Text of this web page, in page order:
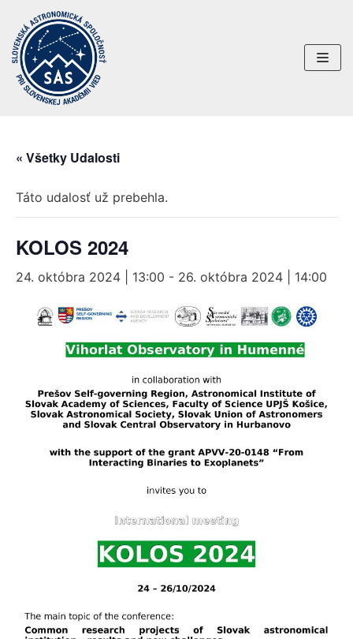
Preskočiť
na
obsah
« Všetky Udalosti
Táto udalosť už prebehla.
KOLOS 2024
24. októbra 2024 | 13:00 - 26. októbra 2024 | 14:00